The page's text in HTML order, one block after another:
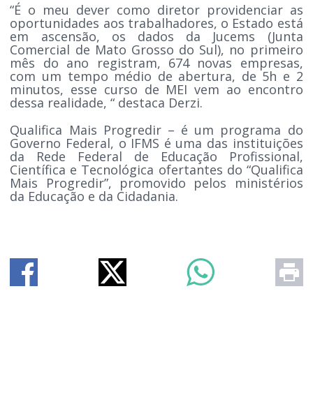
“É o meu dever como diretor providenciar as
oportunidades aos trabalhadores, o Estado está
em ascensão, os dados da Jucems (Junta
Comercial de Mato Grosso do Sul), no primeiro
mês do ano registram, 674 novas empresas,
com um tempo médio de abertura, de 5h e 2
minutos, esse curso de MEI vem ao encontro
dessa realidade, “ destaca Derzi.
Qualifica Mais Progredir – é um programa do
Governo Federal, o IFMS é uma das instituições
da Rede Federal de Educação Profissional,
Científica e Tecnológica ofertantes do “Qualifica
Mais Progredir”, promovido pelos ministérios
da Educação e da Cidadania.